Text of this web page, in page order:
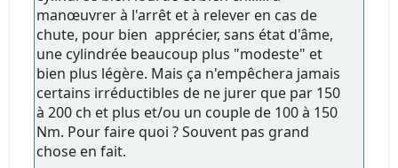
manœuvrer à l'arrêt et à relever en cas de
chute, pour bien apprécier, sans état d'âme,
une cylindrée beaucoup plus "modeste" et
bien plus légère. Mais ça n'empêchera jamais
certains irréductibles de ne jurer que par 150
à 200 ch et plus et/ou un couple de 100 à 150
Nm. Pour faire quoi ? Souvent pas grand
chose en fait.